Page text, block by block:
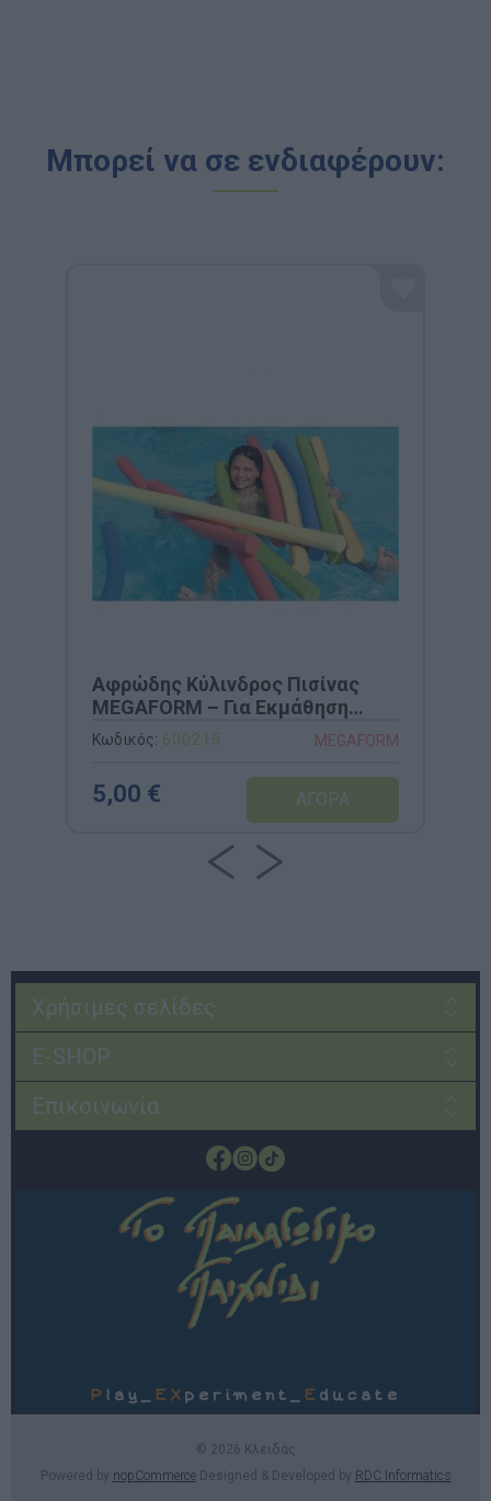
Μπορεί να σε ενδιαφέρουν:
Αφρώδης Κύλινδρος Πισίνας
MEGAFORM – Για Εκμάθηση
Κολύμβησης & Ισορροπία (Κωδ.
600215)
Κωδικός: 600215 MEGAFORM
5,00 €
Χρήσιμες σελίδες
E-SHOP
Επικοινωνία
© 2026 Κλειδάς
Powered by nopCommerceDesigned & Developed by RDC Informatics